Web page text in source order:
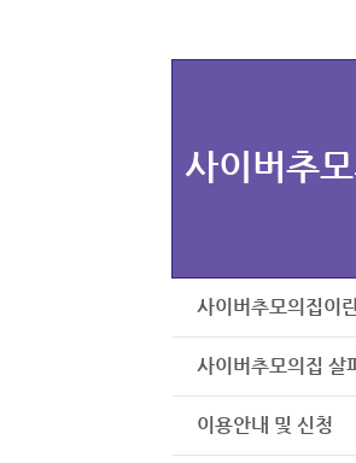
사이버추
사이버추모의집이
사이버추모의집 살
이용안내 및 신청